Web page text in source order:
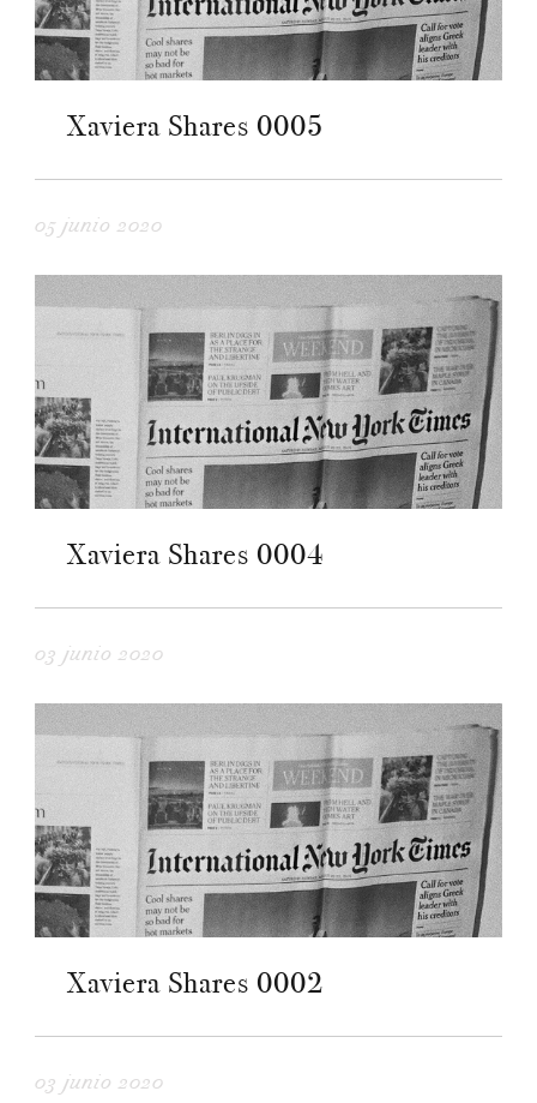
Xaviera Shares 0005
05 junio 2020
Xaviera Shares 0004
03 junio 2020
Xaviera Shares 0002
03 junio 2020